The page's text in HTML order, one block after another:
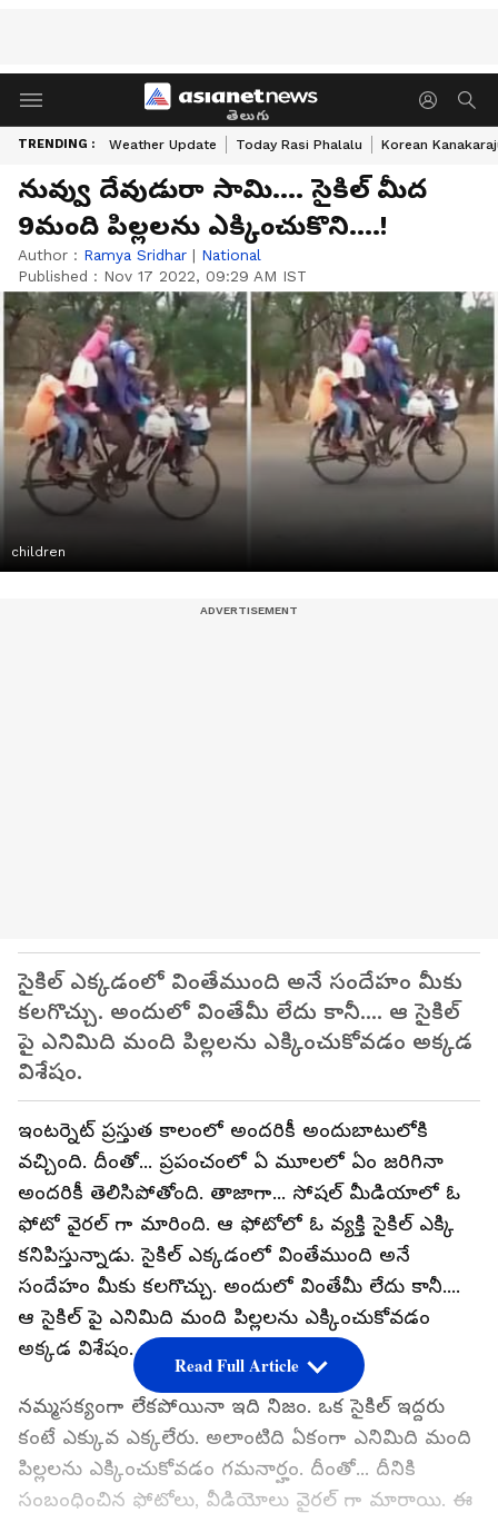
తెలుగు
TRENDING : Weather Update Today Rasi Phalalu Korean
నువ్వు దేవుడురా సామి.... సైకిల్ మీద
9మంది పిల్లలను ఎక్కించుకొని....!
Author : Ramya Sridhar | National
Published : Nov 17 2022, 09:29 AM IST
children
సైకిల్ ఎక్కడంలో వింతేముంది అనే సందేహం మీకు
కలగొచ్చు. అందులో వింతేమీ లేదు కానీ.... ఆ సైకిల్
పై ఎనిమిది మంది పిల్లలను ఎక్కించుకోవడం అక్కడ
విశేషం.
ఇంటర్నెట్ ప్రస్తుత కాలంలో అందరికీ అందుబాటులోకి
వచ్చింది. దీంతో... ప్రపంచంలో ఏ మూలలో ఏం జరిగినా
అందరికీ తెలిసిపోతోంది. తాజాగా... సోషల్ మీడియాలో ఓ
ఫోటో వైరల్ గా మారింది. ఆ ఫోటోలో ఓ వ్యక్తి సైకిల్ ఎక్కి
కనిపిస్తున్నాడు. సైకిల్ ఎక్కడంలో వింతేముంది అనే
సందేహం మీకు కలగొచ్చు. అందులో వింతేమీ లేదు కానీ....
ఆ సైకిల్ పై ఎనిమిది మంది పిల్లలను ఎక్కించుకోవడం
అక్కడ విశేషం.
నమ్మసక్యంగా లేకపోయినా ఇది నిజం. ఒక సైకిల్ ఇద్దరు
కంటే ఎక్కువ ఎక్కలేరు. అలాంటిది ఏకంగా ఎనిమిది మంది
పిల్లలను ఎక్కించుకోవడం గమనార్హం. దీంతో... దీనికి
సంబంధించిన ఫోటోలు, వీడియోలు వైరల్ గా మారాయి. ఈ
Read Full Article